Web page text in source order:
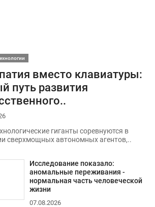
вместо клавиатуры:
путь развития
гиганты соревнуются в
сверхмощных автономных агентов,..
Исследование показало:
аномальные переживания -
нормальная часть человеческой
жизни
07.08.2026